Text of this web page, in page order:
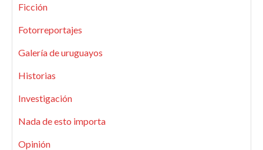
Ficción
Fotorreportajes
Galería de uruguayos
Historias
Investigación
Nada de esto importa
Opinión